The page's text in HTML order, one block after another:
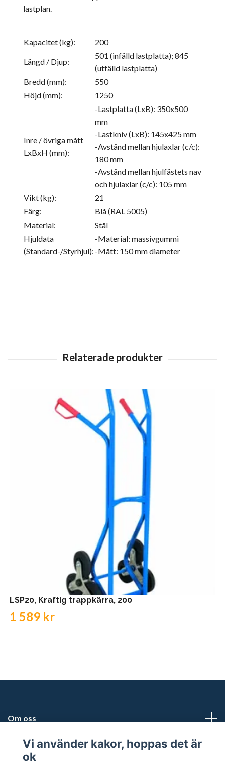
lastplan.
Kapacitet (kg): 200
Längd / Djup:
501 (infälld lastplatta); 845
(utfälld lastplatta)
Bredd (mm):
550
Höjd (mm):
1250
Inre / övriga mått
LxBxH (mm):
-Lastplatta (LxB): 350x500
mm
-Lastkniv (LxB): 145x425 mm
-Avstånd mellan hjulaxlar (c/c):
180 mm
-Avstånd mellan hjulfästets nav
och hjulaxlar (c/c): 105 mm
Vikt (kg):
21
Färg:
Blå (RAL 5005)
Material:
Stål
Hjuldata
(Standard-/Styrhjul):
-Material: massivgummi
-Mått: 150 mm diameter
LSP20, Kraftig trappkärra, 200
1 589 kr
Om oss
Kundtjänst
Vi använder kakor, hoppas det är
ok